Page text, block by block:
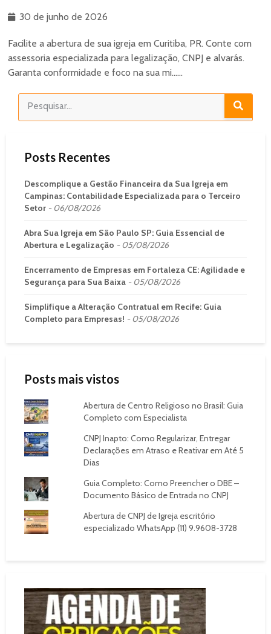
30 de junho de 2026
Facilite a abertura de sua igreja em Curitiba, PR. Conte com
assessoria especializada para legalização, CNPJ e alvarás.
Garanta conformidade e foco na sua mi......
Posts Recentes
Descomplique a Gestão Financeira da Sua Igreja em
Campinas: Contabilidade Especializada para o Terceiro
Setor
06/08/2026
Abra Sua Igreja em São Paulo SP: Guia Essencial de
Abertura e Legalização
05/08/2026
Encerramento de Empresas em Fortaleza CE: Agilidade e
Segurança para Sua Baixa
05/08/2026
Simplifique a Alteração Contratual em Recife: Guia
Completo para Empresas!
05/08/2026
Posts mais vistos
Abertura de Centro Religioso no Brasil: Guia
Completo com Especialista
CNPJ Inapto: Como Regularizar, Entregar
Declarações em Atraso e Reativar em Até 5
Dias
Guia Completo: Como Preencher o DBE –
Documento Básico de Entrada no CNPJ
Abertura de CNPJ de Igreja escritório
especializado WhatsApp (11) 9.9608-3728